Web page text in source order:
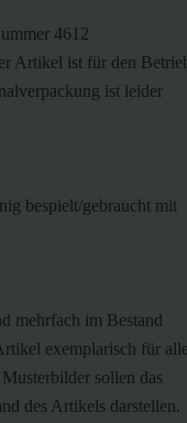
4612
Artikel ist für den
ist leider
bespielt/gebraucht mit
mehrfach im Bestand
exemplarisch für
sollen das
des Artikels darstellen.